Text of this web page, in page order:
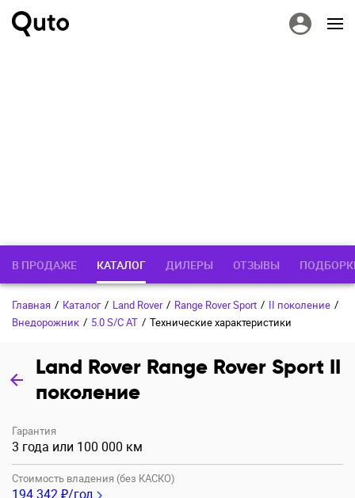
В ПРОДАЖЕ КАТАЛОГ ДИЛЕРЫ ОТЗЫВЫ
Главная / Каталог / Land Rover / Range Rover Sport / II поколение /
Внедорожник / 5.0 S/C AT / Технические характеристики
Land Rover Range Rover Sport II
поколение
Гарантия
3 года или 100 000 км
Стоимость владения (без КАСКО)
194 342 ₽/год